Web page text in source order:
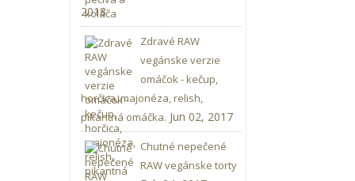
2018
Zdravé RAW
vegánske verzie
omáčok - kečup,
horčica, majonéza, relish,
pikantná omáčka. Jun 02, 2017
Chutné nepečené
RAW vegánske torty